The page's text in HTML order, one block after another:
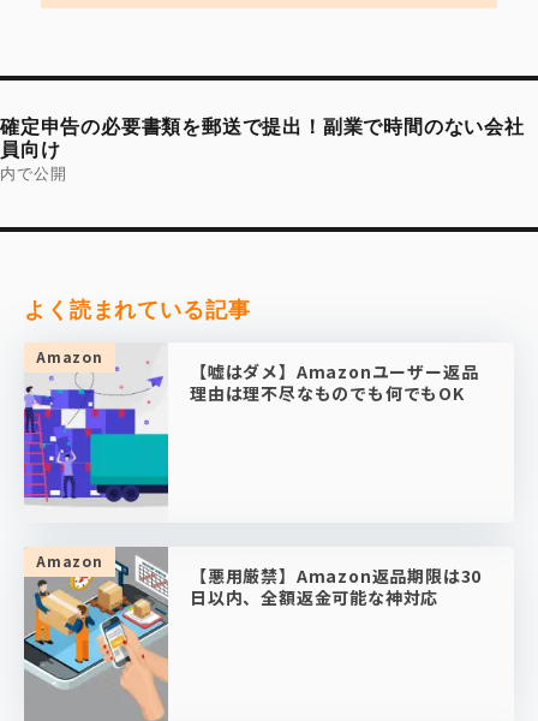
ズ
投
ナ
ビ
ゲ
ー
ョ
確定申告の必要書類を郵送で提出！副業で時間のない会社
員向け
内で公開
よく読まれている記事
Amazon
【嘘はダメ】Amazonユーザー返品
理由は理不尽なものでも何でもOK
Amazon
【悪用厳禁】Amazon返品期限は30
日以内、全額返金可能な神対応